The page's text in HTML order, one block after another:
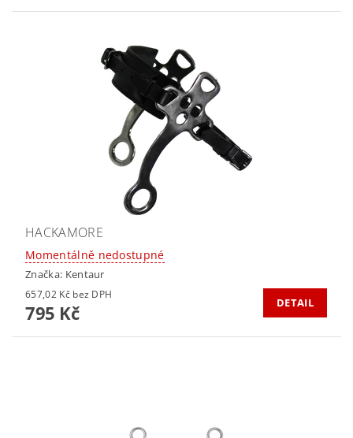
HACKAMORE
Momentálně nedostupné
Značka: Kentaur
657,02 Kč bez DPH
795 Kč DETAIL